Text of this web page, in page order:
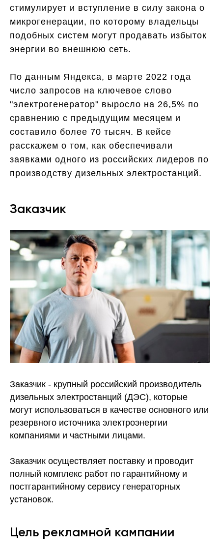
стимулирует и вступление в силу закона о
микрогенерации, по которому владельцы
подобных систем могут продавать избыток
энергии во внешнюю сеть.
По данным Яндекса, в марте 2022 года
число запросов на ключевое слово
"электрогенератор" выросло на 26,5% по
сравнению с предыдущим месяцем и
составило более 70 тысяч. В кейсе
расскажем о том, как обеспечивали
заявками одного из российских лидеров по
производству дизельных электростанций.
Заказчик
Заказчик - крупный российский производитель
дизельных электростанций (ДЭС), которые
могут использоваться в качестве основного или
резервного источника электроэнергии
компаниями и частными лицами.
Заказчик осуществляет поставку и проводит
полный комплекс работ по гарантийному и
постгарантийному сервису генераторных
установок.
Цель рекламной кампании